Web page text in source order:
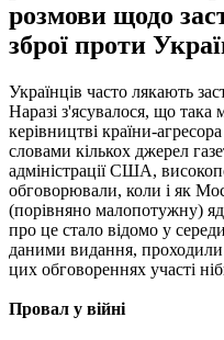
розмови щодо
зброї проти
Українців часто лякають
Наразі з'ясувалося, що така
керівництві країни-
словами кількох джерел
адміністрації США,
обговорювали, коли і як
(порівняно малопотужну)
про це стало відомо у
даними видання,
цих обговореннях участі
Провал у війні